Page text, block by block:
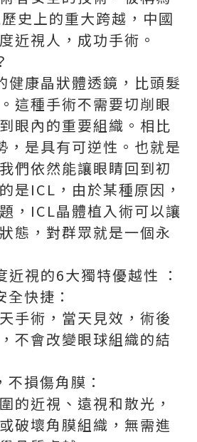
史上的重大跨越，中國
近視人，成功手術。
健康晶狀體透鏡，比頭髮
這種手術不需要切削眼
眼內的重要組織。相比
，是具有可逆性。也就是
們依然能讓眼睛回到初
是ICL，由於某種原因，
，ICL晶體植入術可以讓
態，對群眾就是一個永
近視的6大獨特優越性 ：
快捷：
手術，當天見效，術後
不會改變眼球組織的結
損傷角膜：
的近視、遠視和散光，
破壞角膜組織，無需進